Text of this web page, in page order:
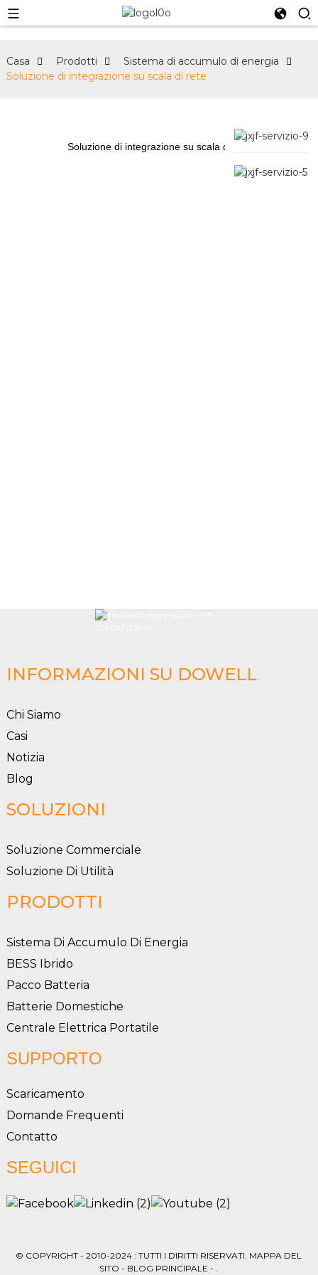
Casa Prodotti
Sistema di accumulo di energia
Soluzione di integrazione su scala di rete
Soluzione di integrazione su scala di rete
INFORMAZIONI SU DOWELL
Chi Siamo
Casi
Notizia
Blog
SOLUZIONI
Soluzione Commerciale
Soluzione Di Utilità
PRODOTTI
Sistema Di Accumulo Di Energia
BESS Ibrido
Pacco Batteria
Batterie Domestiche
Centrale Elettrica Portatile
SUPPORTO
Scaricamento
Domande Frequenti
Contatto
SEGUICI
© COPYRIGHT - 2010-2024 : TUTTI I DIRITTI RISERVATI. MAPPA DEL
SITO - BLOG PRINCIPALE- .